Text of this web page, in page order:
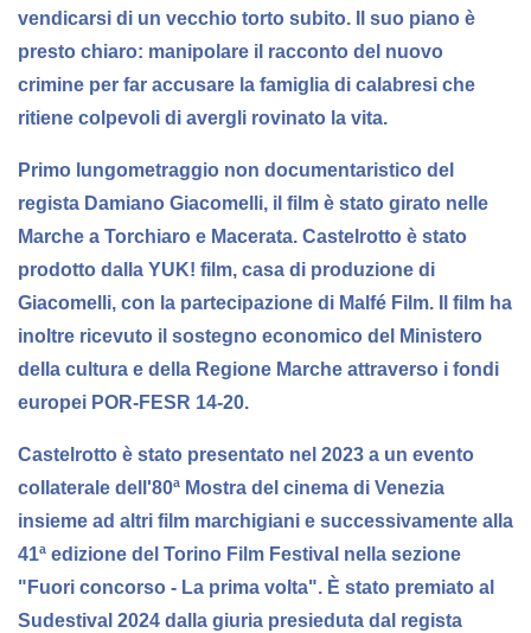
vendicarsi di un vecchio torto subito. Il suo piano è
presto chiaro: manipolare il racconto del nuovo
crimine per far accusare la famiglia di calabresi che
ritiene colpevoli di avergli rovinato la vita.
Primo lungometraggio non documentaristico del
regista Damiano Giacomelli, il film è stato girato nelle
Marche a Torchiaro e Macerata. Castelrotto è stato
prodotto dalla YUK! film, casa di produzione di
Giacomelli, con la partecipazione di Malfé Film. Il film ha
inoltre ricevuto il sostegno economico del Ministero
della cultura e della Regione Marche attraverso i fondi
europei POR-FESR 14-20.
Castelrotto è stato presentato nel 2023 a un evento
collaterale dell'80ª Mostra del cinema di Venezia
insieme ad altri film marchigiani e successivamente alla
41ª edizione del Torino Film Festival nella sezione
"Fuori concorso - La prima volta". È stato premiato al
Sudestival 2024 dalla giuria presieduta dal regista